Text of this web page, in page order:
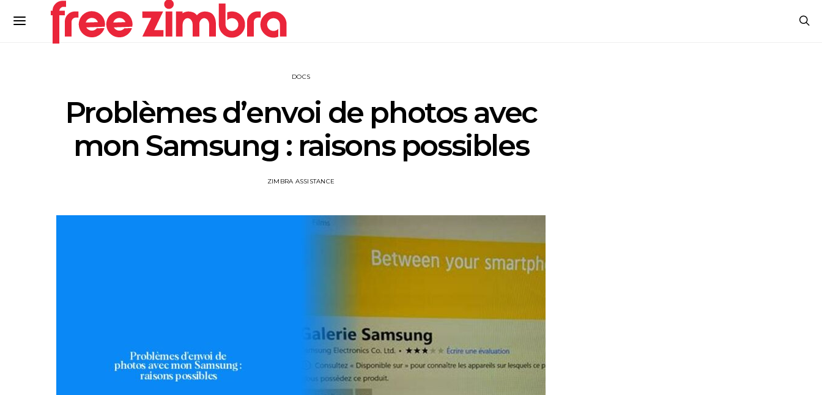
DOCS
Problèmes d’envoi de photos avec
mon Samsung : raisons possibles
ZIMBRA ASSISTANCE